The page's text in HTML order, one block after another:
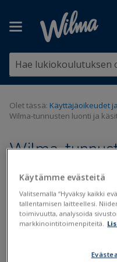
Olet tässä: Käyttäjäoikeudet
Wilma-tunnusten luonti ja
Wilma-
käsittely
Wilma-tunnukset
Käytämme evästeitä
Valitsemalla “Hyväksy kaikki
tallentamisen laitteellesi.
toimivuutta, analysoida
markkinointitoimenpiteitä.